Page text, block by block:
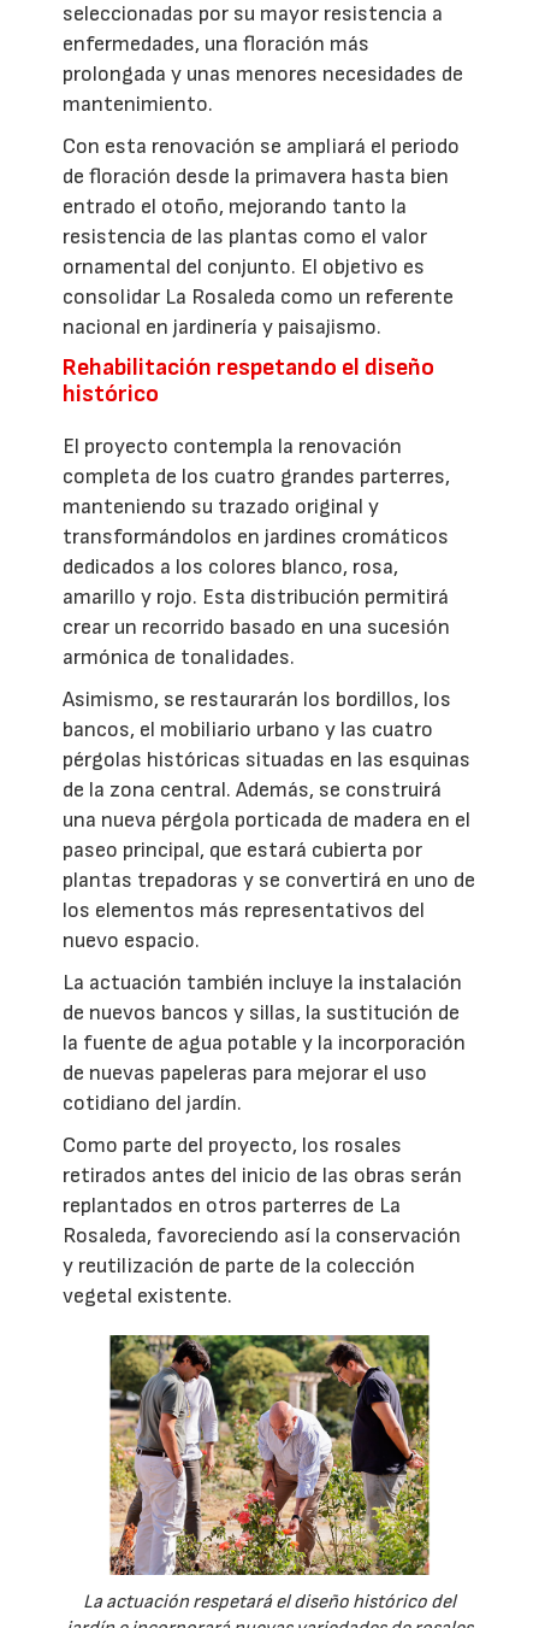
seleccionadas por su mayor resistencia a
enfermedades, una floración más
prolongada y unas menores necesidades de
mantenimiento.
Con esta renovación se ampliará el periodo
de floración desde la primavera hasta bien
entrado el otoño, mejorando tanto la
resistencia de las plantas como el valor
ornamental del conjunto. El objetivo es
consolidar La Rosaleda como un referente
nacional en jardinería y paisajismo.
Rehabilitación respetando el diseño
histórico
El proyecto contempla la renovación
completa de los cuatro grandes parterres,
manteniendo su trazado original y
transformándolos en jardines cromáticos
dedicados a los colores blanco, rosa,
amarillo y rojo. Esta distribución permitirá
crear un recorrido basado en una sucesión
armónica de tonalidades.
Asimismo, se restaurarán los bordillos, los
bancos, el mobiliario urbano y las cuatro
pérgolas históricas situadas en las esquinas
de la zona central. Además, se construirá
una nueva pérgola porticada de madera en el
paseo principal, que estará cubierta por
plantas trepadoras y se convertirá en uno de
los elementos más representativos del
nuevo espacio.
La actuación también incluye la instalación
de nuevos bancos y sillas, la sustitución de
la fuente de agua potable y la incorporación
de nuevas papeleras para mejorar el uso
cotidiano del jardín.
Como parte del proyecto, los rosales
retirados antes del inicio de las obras serán
replantados en otros parterres de La
Rosaleda, favoreciendo así la conservación
y reutilización de parte de la colección
vegetal existente.
La actuación respetará el diseño histórico del